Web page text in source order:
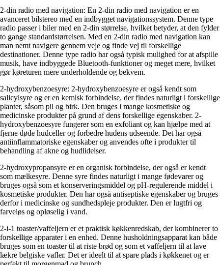
2-din radio med navigation: En 2-din radio med navigation er en
avanceret bilstereo med en indbygget navigationssystem. Denne type
radio passer i biler med en 2-din størrelse, hvilket betyder, at den fylder
to gange standardstørrelsen. Med en 2-din radio med navigation kan
man nemt navigere gennem veje og finde vej til forskellige
destinationer. Denne type radio har også typisk mulighed for at afspille
musik, have indbyggede Bluetooth-funktioner og meget mere, hvilket
gør køreturen mere underholdende og bekvem.
2-hydroxybenzoesyre: 2-hydroxybenzoesyre er også kendt som
salicylsyre og er en kemisk forbindelse, der findes naturligt i forskellige
planter, såsom pil og birk. Den bruges i mange kosmetiske og
medicinske produkter på grund af dens forskellige egenskaber. 2-
hydroxybenzoesyre fungerer som en exfoliant og kan hjælpe med at
fjerne døde hudceller og forbedre hudens udseende. Det har også
antiinflammatoriske egenskaber og anvendes ofte i produkter til
behandling af akne og hudlidelser.
2-hydroxypropansyre er en organisk forbindelse, der også er kendt
som mælkesyre. Denne syre findes naturligt i mange fødevarer og
bruges også som et konserveringsmiddel og pH-regulerende middel i
kosmetiske produkter. Den har også antiseptiske egenskaber og bruges
derfor i medicinske og sundhedspleje produkter. Den er lugtfri og
farveløs og opløselig i vand.
2-i-1 toaster/vaffeljern er et praktisk køkkenredskab, der kombinerer to
forskellige apparater i en enhed. Denne husholdningsapparat kan både
bruges som en toaster til at riste brød og som et vaffeljern til at lave
lækre belgiske vafler. Det er ideelt til at spare plads i køkkenet og er